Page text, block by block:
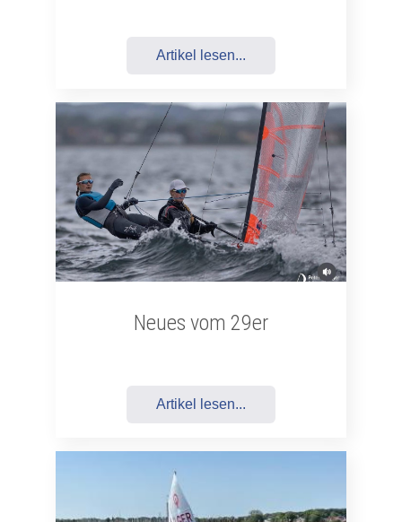
Artikel lesen...
Neues vom 29er
Artikel lesen...